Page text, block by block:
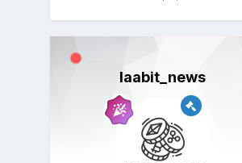
laabit_news